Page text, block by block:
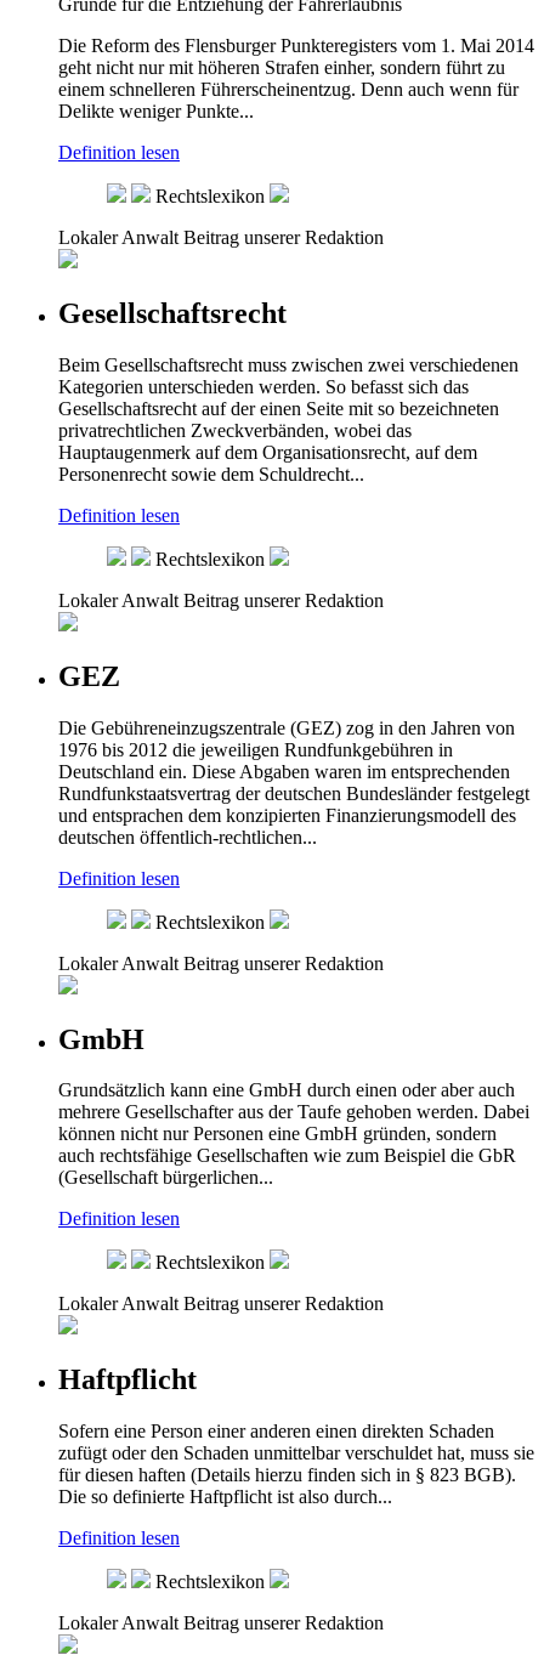
Gründe für die Entziehung der Fahrerlaubnis
Die Reform des Flensburger Punkteregisters vom 1. Mai 2014
geht nicht nur mit höheren Strafen einher, sondern führt zu
einem schnelleren Führerscheinentzug. Denn auch wenn für
Delikte weniger Punkte...
Definition lesen
Rechtslexikon
Lokaler Anwalt Beitrag unserer Redaktion
Gesellschaftsrecht
Beim Gesellschaftsrecht muss zwischen zwei verschiedenen
Kategorien unterschieden werden. So befasst sich das
Gesellschaftsrecht auf der einen Seite mit so bezeichneten
privatrechtlichen Zweckverbänden, wobei das
Hauptaugenmerk auf dem Organisationsrecht, auf dem
Personenrecht sowie dem Schuldrecht...
Definition lesen
Rechtslexikon
Lokaler Anwalt Beitrag unserer Redaktion
GEZ
Die Gebühreneinzugszentrale (GEZ) zog in den Jahren von
1976 bis 2012 die jeweiligen Rundfunkgebühren in
Deutschland ein. Diese Abgaben waren im entsprechenden
Rundfunkstaatsvertrag der deutschen Bundesländer festgelegt
und entsprachen dem konzipierten Finanzierungsmodell des
deutschen öffentlich-rechtlichen...
Definition lesen
Rechtslexikon
Lokaler Anwalt Beitrag unserer Redaktion
GmbH
Grundsätzlich kann eine GmbH durch einen oder aber auch
mehrere Gesellschafter aus der Taufe gehoben werden. Dabei
können nicht nur Personen eine GmbH gründen, sondern
auch rechtsfähige Gesellschaften wie zum Beispiel die GbR
(Gesellschaft bürgerlichen...
Definition lesen
Rechtslexikon
Lokaler Anwalt Beitrag unserer Redaktion
Haftpflicht
Sofern eine Person einer anderen einen direkten Schaden
zufügt oder den Schaden unmittelbar verschuldet hat, muss sie
für diesen haften (Details hierzu finden sich in § 823 BGB).
Die so definierte Haftpflicht ist also durch...
Definition lesen
Rechtslexikon
Lokaler Anwalt Beitrag unserer Redaktion